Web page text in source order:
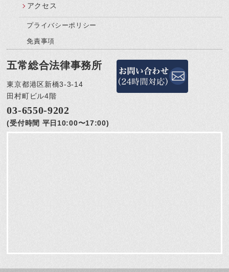
アクセス
プライバシーポリシー
免責事項
五常総合法律事務所
東京都港区新橋3-3-14
田村町ビル4階
03-6550-9202
(受付時間 平日10:00〜17:00)